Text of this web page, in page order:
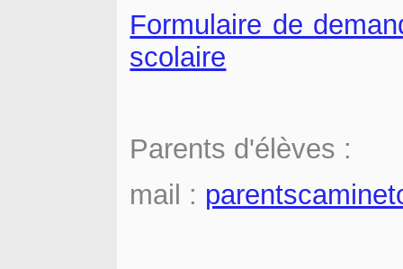
Formulaire de
scolaire
Parents d'élèves :
mail :